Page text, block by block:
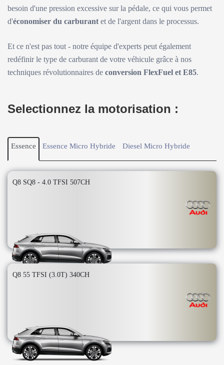
besoin d'une pression excessive sur la pédale, ce qui vous permet
d'économiser du carburant et de l'argent dans le processus.
Et ce n'est pas tout - notre équipe d'experts peut également
redéfinir le type de carburant de votre véhicule grâce à nos
techniques révolutionnaires de conversion FlexFuel et E85.
Selectionnez la motorisation :
Essence Essence Micro Hybride Diesel Micro Hybride
Q8 SQ8 - 4.0 TFSI 507CH
Q8 55 TFSI (3.0T) 340CH